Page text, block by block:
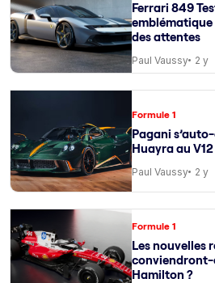
Ferrari 849
des attentes
Paul Vaussy 2 y
Formule 1
Pagani
Huayra au
Paul Vaussy 2 y
Formule 1
Les nouvelles
conviendront-
Hamilton ?